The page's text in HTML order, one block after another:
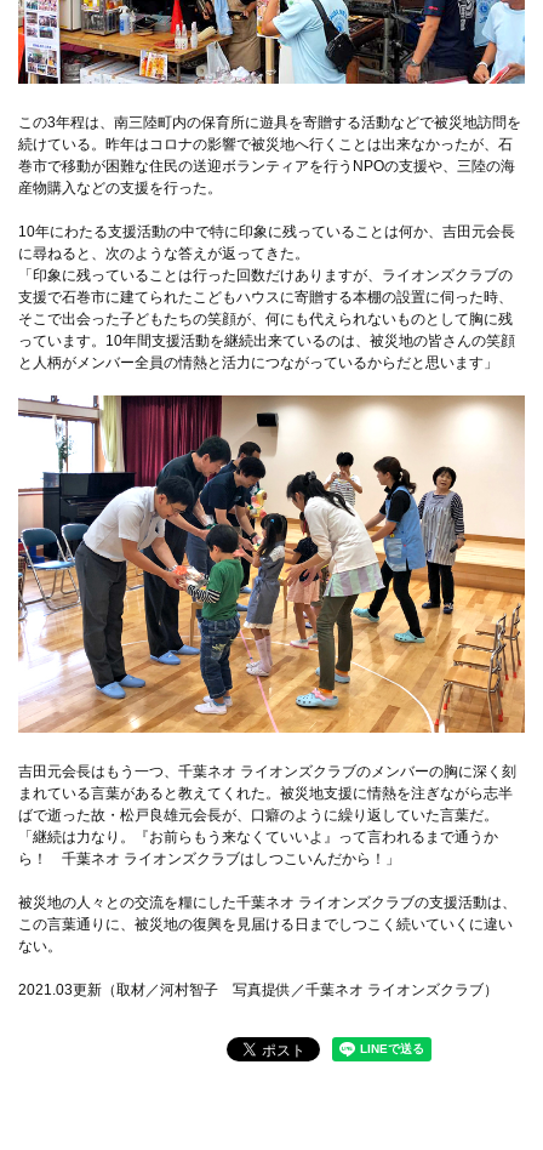
この3年程は、南三陸町内の保育所に遊具を寄贈する活動などで被災地訪問を
続けている。昨年はコロナの影響で被災地へ行くことは出来なかったが、石
巻市で移動が困難な住民の送迎ボランティアを行うNPOの支援や、三陸の海
産物購入などの支援を行った。
10年にわたる支援活動の中で特に印象に残っていることは何か、吉田元会長
に尋ねると、次のような答えが返ってきた。
「印象に残っていることは行った回数だけありますが、ライオンズクラブの
支援で石巻市に建てられたこどもハウスに寄贈する本棚の設置に伺った時、
そこで出会った子どもたちの笑顔が、何にも代えられないものとして胸に残
っています。10年間支援活動を継続出来ているのは、被災地の皆さんの笑顔
と人柄がメンバー全員の情熱と活力につながっているからだと思います」
吉田元会長はもう一つ、千葉ネオ ライオンズクラブのメンバーの胸に深く刻
まれている言葉があると教えてくれた。被災地支援に情熱を注ぎながら志半
ばで逝った故・松戸良雄元会長が、口癖のように繰り返していた言葉だ。
「継続は力なり。『お前らもう来なくていいよ』って言われるまで通うか
ら！ 千葉ネオ ライオンズクラブはしつこいんだから！」
被災地の人々との交流を糧にした千葉ネオ ライオンズクラブの支援活動は、
この言葉通りに、被災地の復興を見届ける日までしつこく続いていくに違い
ない。
2021.03更新（取材／河村智子 写真提供／千葉ネオ ライオンズクラブ）